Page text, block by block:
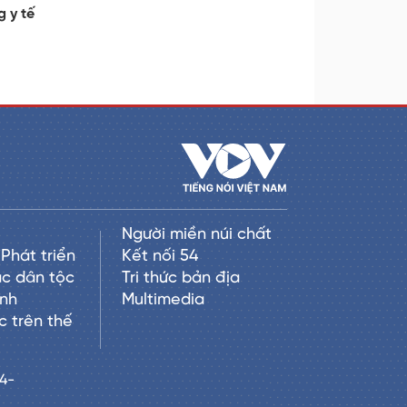
y tế
triển
dân tộc
trên thế
Người miền núi chất
Kết nối 54
Tri thức bản địa
Multimedia